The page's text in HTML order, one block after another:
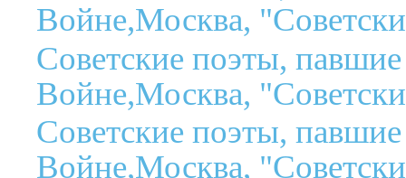
Войне,Москва,
Советские поэты,
Войне,Москва,
Советские поэты,
Войне,Москва,